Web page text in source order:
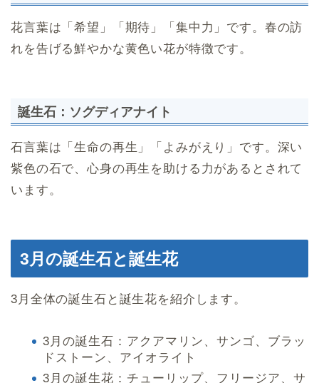
花言葉は「希望」「期待」「集中力」です。春の訪
れを告げる鮮やかな黄色い花が特徴です。
誕生石：ソグディアナイト
石言葉は「生命の再生」「よみがえり」です。深い
紫色の石で、心身の再生を助ける力があるとされて
います。
3月の誕生石と誕生花
3月全体の誕生石と誕生花を紹介します。
3月の誕生石：アクアマリン、サンゴ、ブラッ
ドストーン、アイオライト
3月の誕生花：チューリップ、フリージア、サ